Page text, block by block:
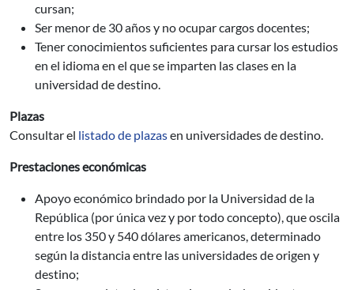
cursan;
Ser menor de 30 años y no ocupar cargos docentes;
Tener conocimientos suficientes para cursar los estudios
en el idioma en el que se imparten las clases en la
universidad de destino.
Plazas
Consultar el listado de plazasen universidades de destino.
Prestaciones económicas
Apoyo económico brindado por la Universidad de la
República (por única vez y por todo concepto), que oscila
entre los 350 y 540 dólares americanos, determinado
según la distancia entre las universidades de origen y
destino;